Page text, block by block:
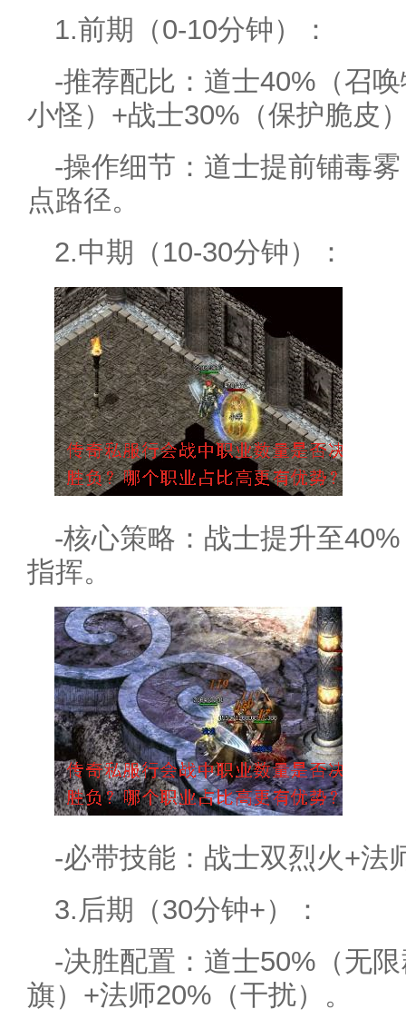
1.前期（0-10分钟）：
-推荐配比：道士40%（召
小怪）+战士30%（保护脆皮
-操作细节：道士提前铺毒
点路径。
2.中期（10-30分钟）：
-核心策略：战士提升至
指挥。
-必带技能：战士双烈火+法
3.后期（30分钟+）：
-决胜配置：道士50%（无
旗）+法师20%（干扰）。